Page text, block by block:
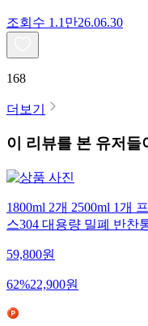
조회수 1.1만26.06.30
168
더보기
이 리뷰를 본 유저들
1800ml 2개 2500ml 1개
스304 대용량 밀폐 반찬
59,800원
62%22,900원